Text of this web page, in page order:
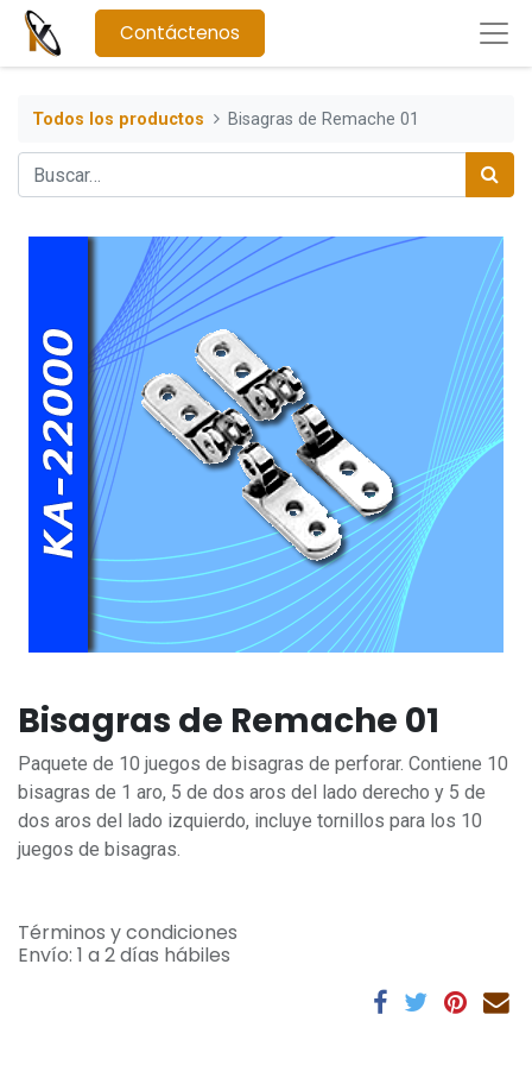
Contáctenos
Todos los productos Bisagras de Remache 01
Bisagras de Remache 01
Paquete de 10 juegos de bisagras de perforar. Contiene 10
bisagras de 1 aro, 5 de dos aros del lado derecho y 5 de
dos aros del lado izquierdo, incluye tornillos para los 10
juegos de bisagras.
Términos y condiciones
Envío: 1 a 2 días hábiles